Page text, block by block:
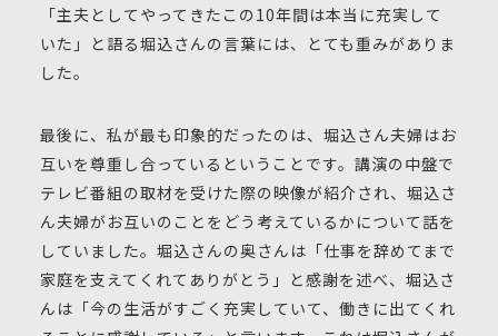
「主夫としてやってきたこの10年間は本当に充実して
いた」と語る堀込さんの言葉には、とても重みがありま
した。
最後に、私が最も印象的だったのは、堀込さん夫婦はお
互いを尊重し合っているということです。講演の中盤で
テレビ番組の取材を受けた際の映像が紹介され、堀込さ
ん夫婦がお互いのことをどう考えているかについて話を
していました。堀込さんの奥さんは「仕事を辞めてまで
家庭を支えてくれてありがとう」と感謝を述べ、堀込さ
んは「今の生活がすごく充実していて、働きに出てくれ